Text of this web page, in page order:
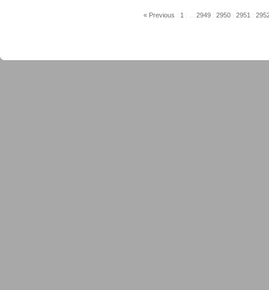
« Previous : 1 : 2949 : 2950 : 2951 :